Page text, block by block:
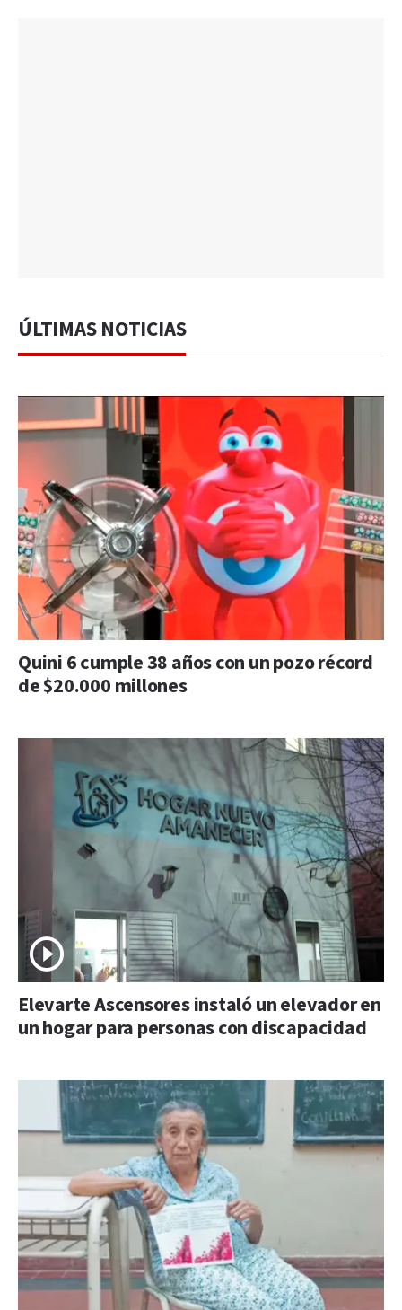
ÚLTIMAS NOTICIAS
Quini 6 cumple 38 años con un pozo récord
de $20.000 millones
Elevarte Ascensores instaló un elevador en
un hogar para personas con discapacidad